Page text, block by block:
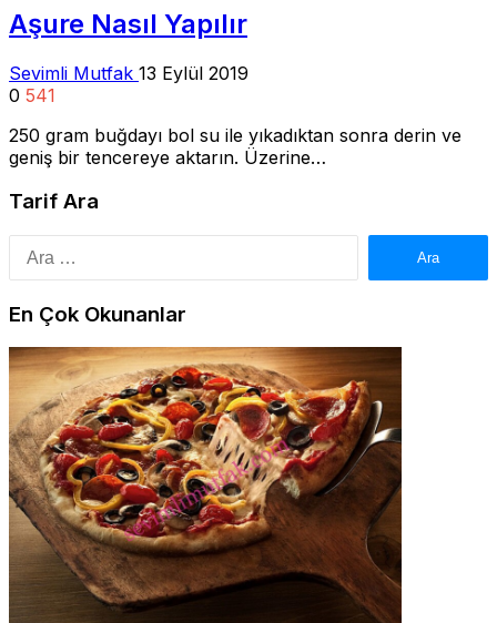
Aşure Nasıl Yapılır
Sevimli Mutfak 13 Eylül 2019
0 541
250 gram buğdayı bol su ile yıkadıktan sonra derin ve
geniş bir tencereye aktarın. Üzerine…
Tarif Ara
En Çok Okunanlar